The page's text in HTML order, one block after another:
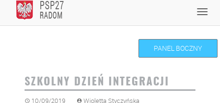
content
PANEL BOCZNY
SZKOLNY DZIEŃ INTEGRACJI
10/09/2019
Wioletta Styczyńska